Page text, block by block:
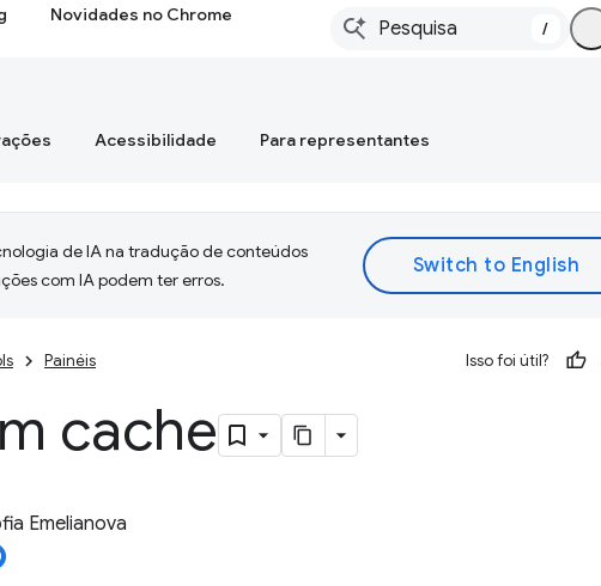
Novidades no Chrome
/
Acessibilidade Para representantes
de IA na tradução de conteúdos
com IA podem ter erros.
Painéis Isso foi útil?
cache
Emelianova